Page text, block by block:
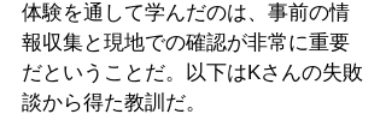
体験を通して学んだのは、事前の情
報収集と現地での確認が非常に重要
だということだ。以下はKさんの失敗
談から得た教訓だ。